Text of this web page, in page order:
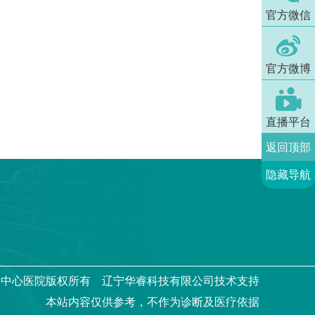
官方微信

官方微博

直播平台
返回顶部
隐藏导航
心医院版权所有 辽宁华睿科技有限公司技术支持
本站内容仅供参考，不作为诊断及医疗依据